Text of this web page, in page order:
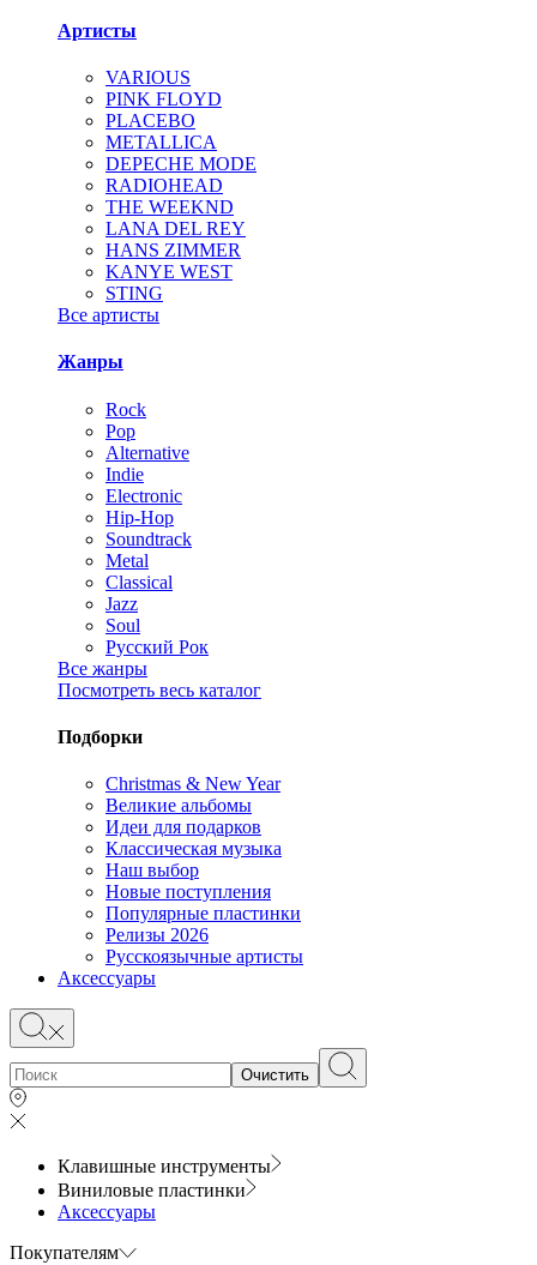
Артисты
VARIOUS
PINK FLOYD
PLACEBO
METALLICA
DEPECHE MODE
RADIOHEAD
THE WEEKND
LANA DEL REY
HANS ZIMMER
KANYE WEST
STING
Все артисты
Жанры
Rock
Pop
Alternative
Indie
Electronic
Hip-Hop
Soundtrack
Metal
Classical
Jazz
Soul
Русский Рок
Все жанры
Посмотреть весь каталог
Подборки
Christmas & New Year
Великие альбомы
Идеи для подарков
Классическая музыка
Наш выбор
Новые поступления
Популярные пластинки
Релизы 2026
Русскоязычные артисты
Аксессуары
Очистить
Клавишные инструменты
Виниловые пластинки
Аксессуары
Покупателям